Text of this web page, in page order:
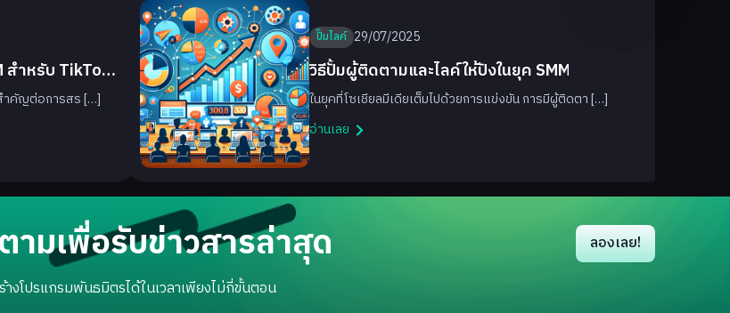
สำหรับ TikTok
ำคัญต่อการสร […]
ปั๊มไลค์ 29/07/2025
วิธีปั้มผู้ติดตามและไลค์ให้ปังในยุค SMM
ในยุคที่โซเชียลมีเดียเต็มไปด้วยการแข่งขัน การมีผู้ติดตา […]
อ่านเลย
ามเพื่อรับข่าวสารล่าสุด
ลองเลย!
งโปรแกรมพันธมิตรได้ในเวลาเพียงไม่กี่ขั้นตอน